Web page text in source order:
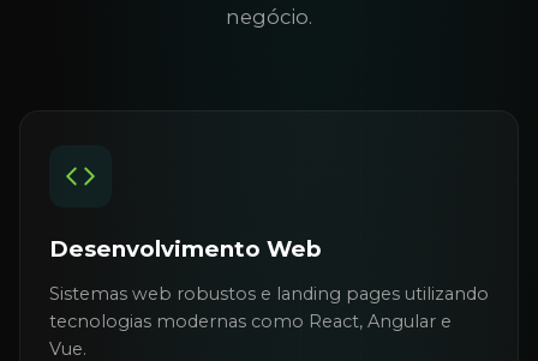
negócio.
Desenvolvimento Web
Sistemas web robustos e landing pages utilizando
tecnologias modernas como React, Angular e
Vue.